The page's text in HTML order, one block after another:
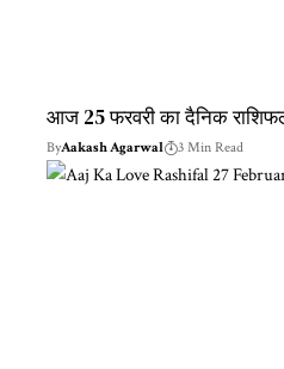
आज 25 फरवरी का दैनिक
ByAakash Agarwal 3 Min Read